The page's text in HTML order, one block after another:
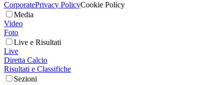
CorporatePrivacy PolicyCookie Policy
Media
Video
Foto
Live e Risultati
Live
Diretta Calcio
Risultati e Classifiche
Sezioni